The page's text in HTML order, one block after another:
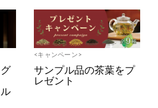
<キャンペーン>
サンプル品の茶葉をプ
レゼント